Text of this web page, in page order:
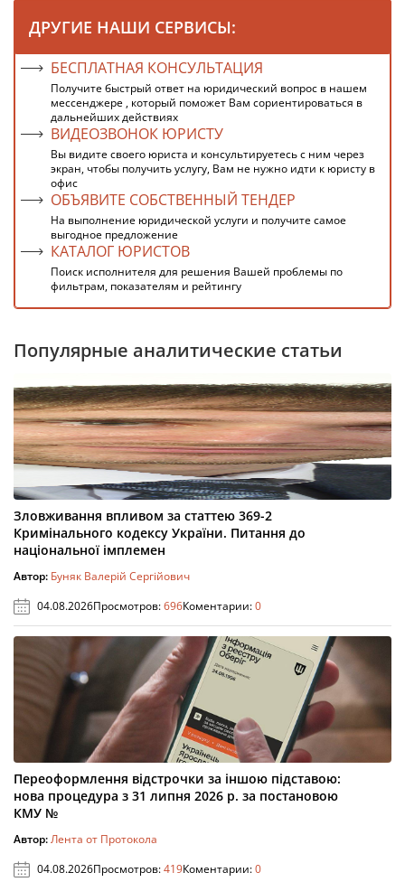
ДРУГИЕ НАШИ СЕРВИСЫ:
БЕСПЛАТНАЯ КОНСУЛЬТАЦИЯ
Получите быстрый ответ на юридический вопрос в нашем
мессенджере , который поможет Вам сориентироваться в
дальнейших действиях
ВИДЕОЗВОНОК ЮРИСТУ
Вы видите своего юриста и консультируетесь с ним через
экран, чтобы получить услугу, Вам не нужно идти к юристу в
офис
ОБЪЯВИТЕ СОБСТВЕННЫЙ ТЕНДЕР
На выполнение юридической услуги и получите самое
выгодное предложение
КАТАЛОГ ЮРИСТОВ
Поиск исполнителя для решения Вашей проблемы по
фильтрам, показателям и рейтингу
Популярные аналитические статьи
Зловживання впливом за статтею 369-2
Кримінального кодексу України. Питання до
національної імплемен
Автор: Буняк Валерій Сергійович
04.08.2026Просмотров:696Коментарии:0
Переоформлення відстрочки за іншою підставою:
нова процедура з 31 липня 2026 р. за постановою
КМУ №
Автор:Лента от Протокола
04.08.2026Просмотров:419Коментарии:0